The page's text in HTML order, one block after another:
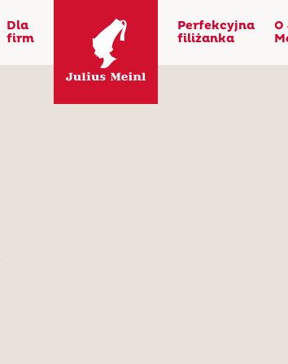
Dla
firm
Perfekcyjna
filiżanka
O